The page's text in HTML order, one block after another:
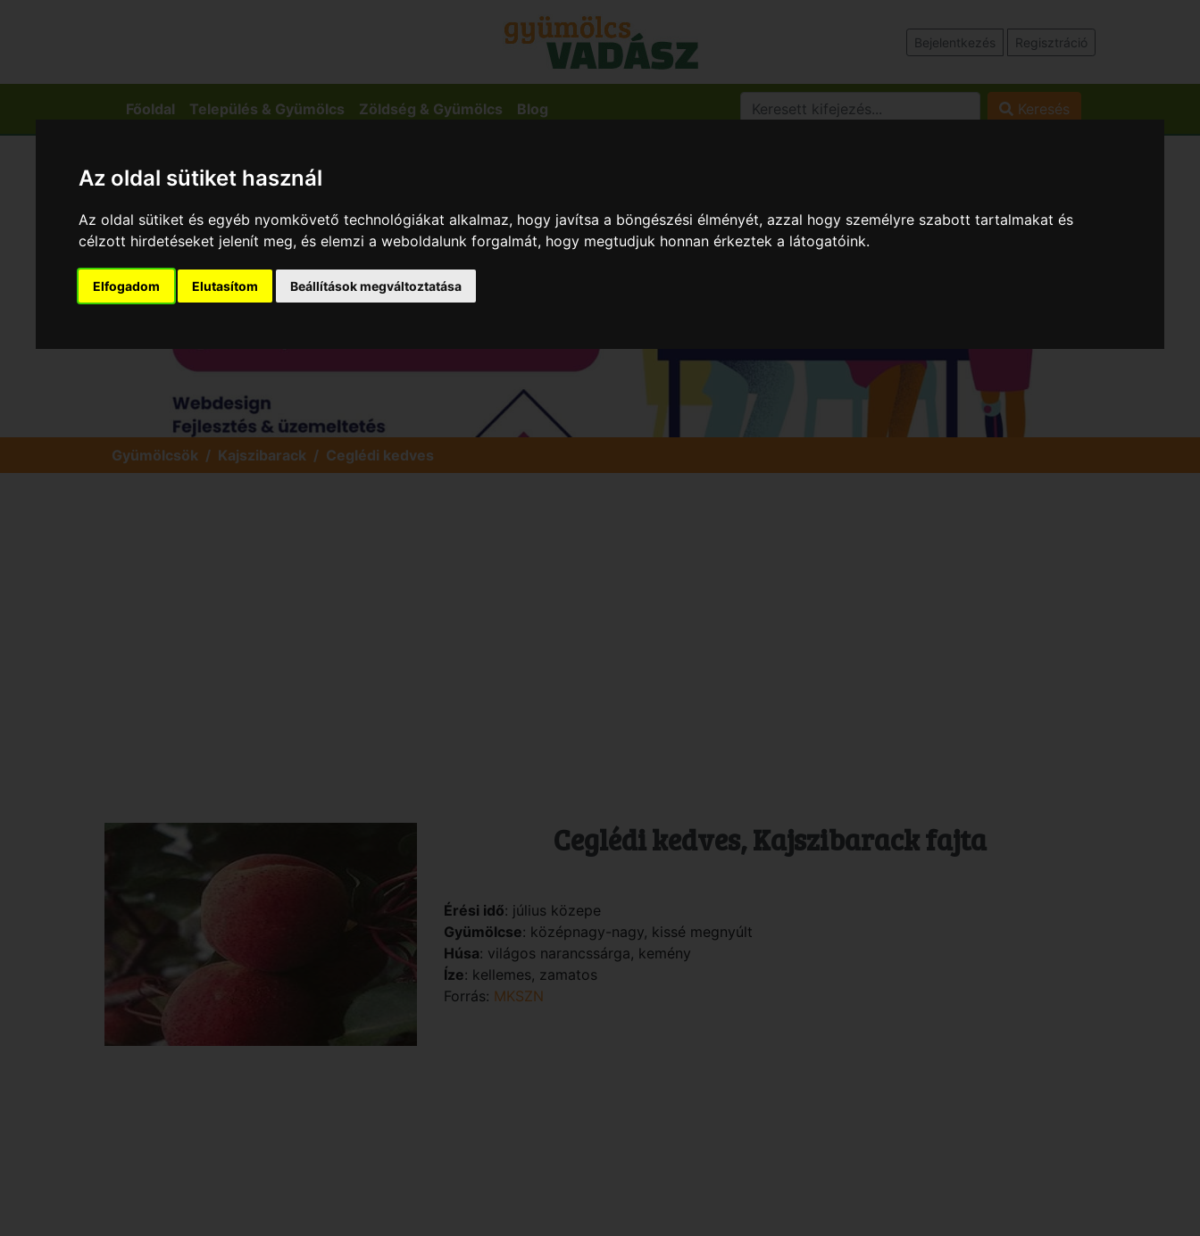
Az oldal sütiket használ
Az oldal sütiket és egyéb nyomkövető technológiákat alkalmaz, hogy javítsa a böngészési élményét, azzal hogy személyre szabott tartalmakat és
célzott hirdetéseket jelenít meg, és elemzi a weboldalunk forgalmát, hogy megtudjuk honnan érkeztek a látogatóink.
Elfogadom Elutasítom Beállítások megváltoztatása
Bejelentkezés Regisztráció
Főoldal Település & Gyümölcs Zöldség & Gyümölcs Blog Keresés
Gyümölcsök Kajszibarack Ceglédi kedves
Ceglédi kedves, Kajszibarack fajta
Érési idő: július közepe
Gyümölcse: középnagy-nagy, kissé megnyúlt
Húsa: világos narancssárga, kemény
Íze: kellemes, zamatos
Forrás: MKSZN